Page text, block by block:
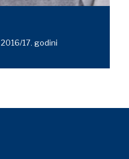
17. godini